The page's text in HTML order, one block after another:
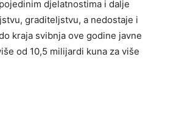
djelatnostima i dalje
graditeljstvu, a nedostaje i
kraja svibnja ove godine javne
od 10,5 milijardi kuna za više